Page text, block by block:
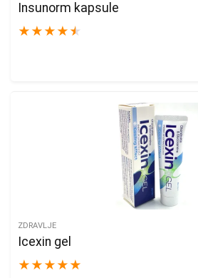
Insunorm kapsule
★ ★ ★ ★ ★
ZDRAVLJE
Icexin gel
★ ★ ★ ★ ★